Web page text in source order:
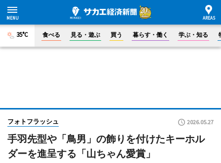
35°C 食べる 見る・遊ぶ 買う 暮らす・働く 学ぶ・知る
フォトフラッシュ 2026.05.27
手羽先型や「鳥男」の飾りを付けたキーホル
ダーを進呈する「山ちゃん愛賞」